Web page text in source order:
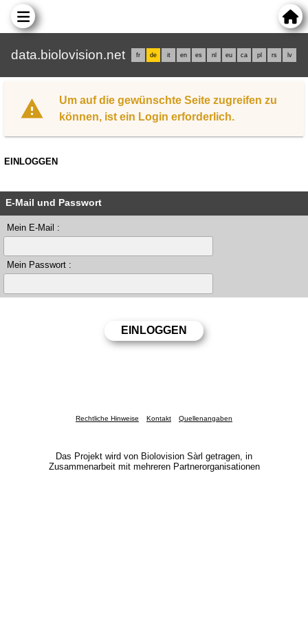
data.biolovision.net fr de it en es nl eu ca pl rs lv
Um auf die gewünschte Seite zugreifen zu
können, ist ein Login erforderlich.
EINLOGGEN
E-Mail und Passwort
Mein E-Mail :
Mein Passwort :
Rechtliche Hinweise Kontakt Quellenangaben
Das Projekt wird von Biolovision Sàrl getragen, in
Zusammenarbeit mit mehreren Partnerorganisationen